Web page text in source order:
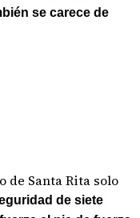
se carece de
de Santa Rita solo
de siete